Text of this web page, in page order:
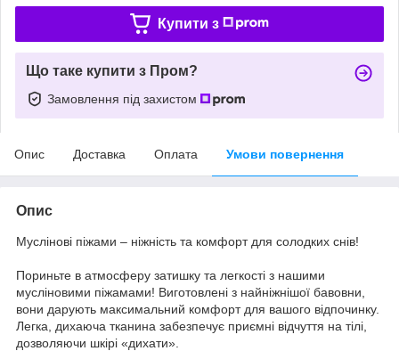
Купити з
Що таке купити з Пром?
Замовлення під захистом
Опис Доставка Оплата Умови повернення
Опис
Муслінові піжами – ніжність та комфорт для солодких снів!
Пориньте в атмосферу затишку та легкості з нашими
мусліновими піжамами! Виготовлені з найніжнішої бавовни,
вони дарують максимальний комфорт для вашого відпочинку.
Легка, дихаюча тканина забезпечує приємні відчуття на тілі,
дозволяючи шкірі «дихати».